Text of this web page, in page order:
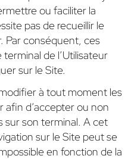
ou faciliter la
pas de recueillir le
Par conséquent, ces
de l’Utilisateur
sur le Site.
à tout moment les
afin d’accepter ou non
sur son terminal. A cet
sur le Site peut se
en fonction de la